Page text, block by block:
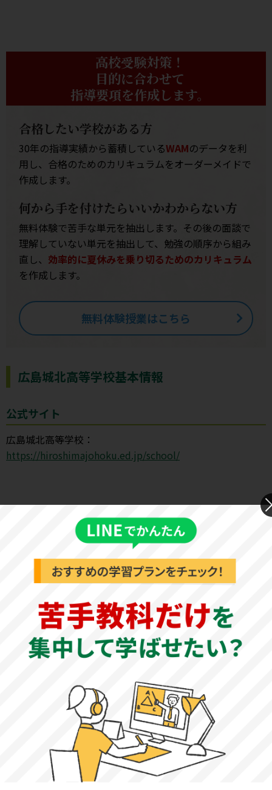
高校受験対策！
目的に合わせて
指導要項を作成します。
合格したい学校がある方
30年の指導実績から蓄積しているWAMのデータを利
用し、合格のためのカリキュラムをオーダーメイドで
作成します。
何から手を付けたらいいかわからない方
無料体験で苦手な単元を抽出します。その後の面談で
理解していない単元を抽出して、勉強の順序から組み
直し、 効率的に夏休みを乗り切るためのカリキュラム
を作成します。
無料体験授業はこちら
広島城北高等学校基本情報
公式サイト
広島城北高等学校：
https://hiroshimajohoku.ed.jp/school/
広島城北高等学校 所在地情報
〒732-0015 広島県広島市東区戸坂城山町1番3号
教育理念
大学進学を目指す
中間一貫教育の実施